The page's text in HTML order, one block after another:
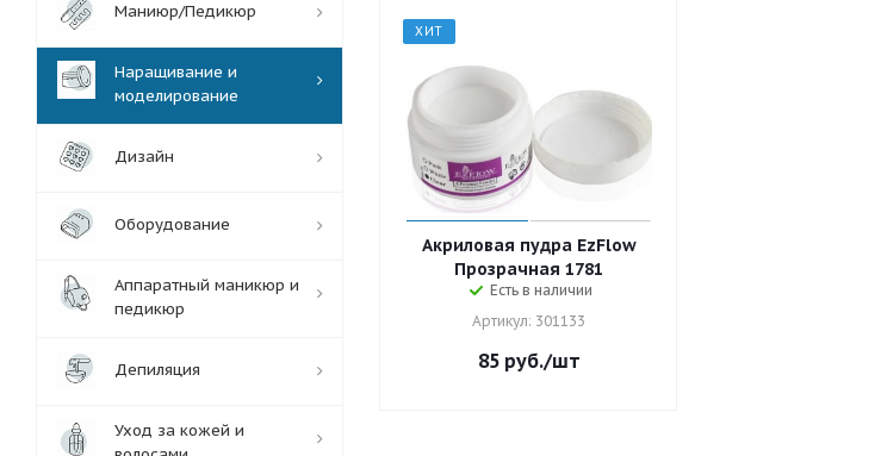
ХИТ
Акриловая пудра EzFlow
Прозрачная 1781
Есть в наличии
Артикул: 301133
85руб./шт
Маниюр/Педикюр
Наращивание и
моделирование
Дизайн
Оборудование
Аппаратный маникюр и
педикюр
Депиляция
Уход за кожей и